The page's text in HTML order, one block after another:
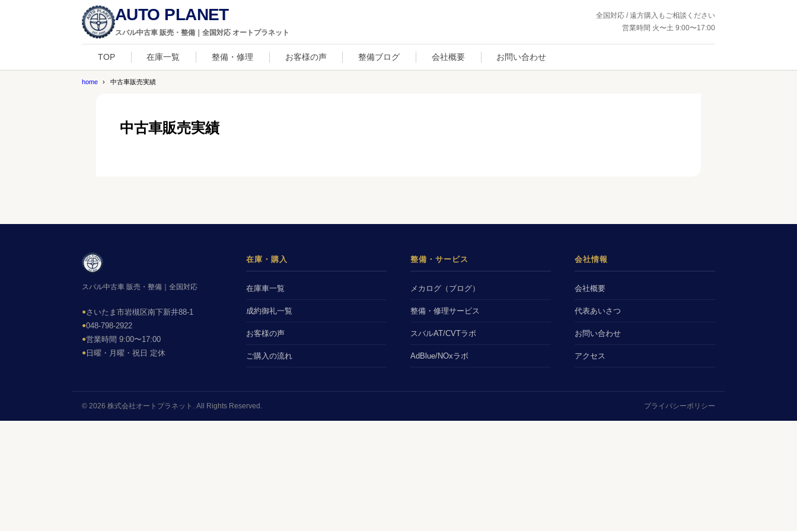
AUTO PLANET
スバル中古車 販売・整備｜全国対応 オートプラネット
全国対応 / 遠方購入もご相談ください
営業時間 火〜土 9:00〜17:00
TOP 在庫一覧 整備・修理 お客様の声 整備ブログ 会社概要 お問い合わせ
home 中古車販売実績
中古車販売実績
スバル中古車 販売・整備｜全国対応
●さいたま市岩槻区南下新井88-1
●048-798-2922
●営業時間 9:00〜17:00
● 日曜・月曜・祝日 定休
在庫・購入
在庫車一覧
成約御礼一覧
お客様の声
ご購入の流れ
整備・サービス
メカログ（ブログ）
整備・修理サービス
スバルAT/CVTラボ
AdBlue/NOxラボ
会社情報
会社概要
代表あいさつ
お問い合わせ
アクセス
© 2026 株式会社オートプラネット. All Rights Reserved. プライバシーポリシー